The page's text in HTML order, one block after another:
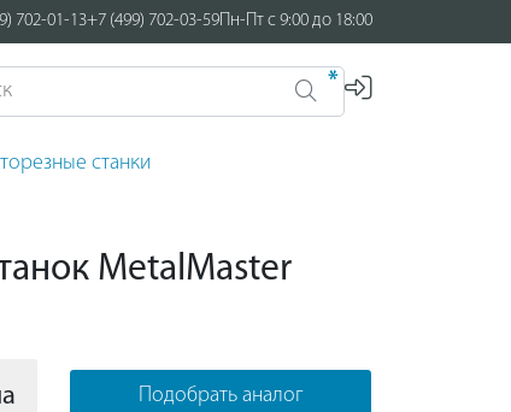
702-01-13+7 (499) 702-03-59Пн-Пт с 9:00 до 18:00
*
станки
MetalMaster
Подобрать аналог